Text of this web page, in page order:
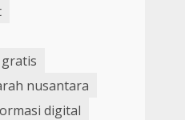
nusantara
digital